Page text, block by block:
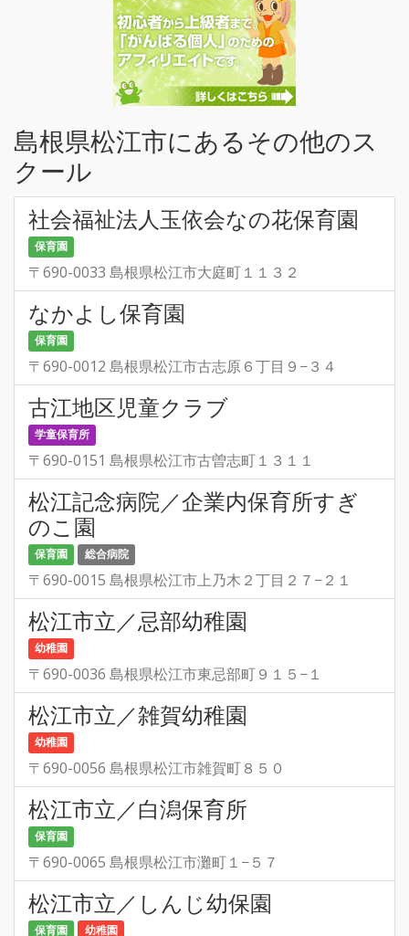
島根県松江市にあるその他のス
クール
社会福祉法人玉依会なの花保育園
保育園
〒690-0033 島根県松江市大庭町１１３２
なかよし保育園
保育園
〒690-0012 島根県松江市古志原６丁目９−３４
古江地区児童クラブ
学童保育所
〒690-0151 島根県松江市古曽志町１３１１
松江記念病院／企業内保育所すぎ
のこ園
保育園 総合病院
〒690-0015 島根県松江市上乃木２丁目２７−２１
松江市立／忌部幼稚園
幼稚園
〒690-0036 島根県松江市東忌部町９１５−１
松江市立／雑賀幼稚園
幼稚園
〒690-0056 島根県松江市雑賀町８５０
松江市立／白潟保育所
保育園
〒690-0065 島根県松江市灘町１−５７
松江市立／しんじ幼保園
保育園 幼稚園